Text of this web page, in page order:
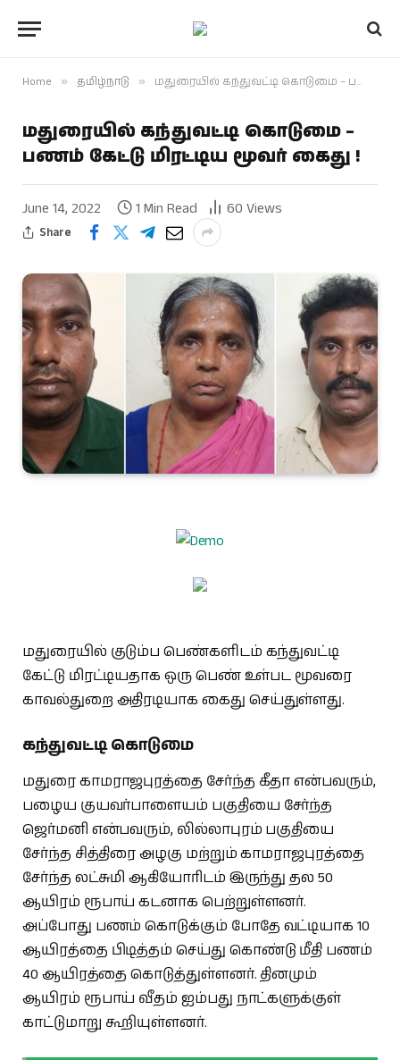
Home » தமிழ்நாடு » மதுரையில் கந்துவட்டி கொடுமை – பணம் கேட்டு மிரட்டிய மூவர் கைது !
மதுரையில் கந்துவட்டி கொடுமை –
பணம் கேட்டு மிரட்டிய மூவர் கைது !
June 14, 2022 1 Min Read 60 Views
Share
மதுரையில் குடும்ப பெண்களிடம் கந்துவட்டி
கேட்டு மிரட்டியதாக ஒரு பெண் உள்பட மூவரை
காவல்துறை அதிரடியாக கைது செய்துள்ளது.
கந்துவட்டி கொடுமை
மதுரை காமராஜபுரத்தை சேர்ந்த கீதா என்பவரும்,
பழைய குயவர்பாளையம் பகுதியை சேர்ந்த
ஜெர்மனி என்பவரும், லில்லாபுரம் பகுதியை
சேர்ந்த சித்திரை அழகு மற்றும் காமராஜபுரத்தை
சேர்ந்த லட்சுமி ஆகியோரிடம் இருந்து தல 50
ஆயிரம் ரூபாய் கடனாக பெற்றுள்ளனர்.
அப்போது பணம் கொடுக்கும் போதே வட்டியாக 10
ஆயிரத்தை பிடித்தம் செய்து கொண்டு மீதி பணம்
40 ஆயிரத்தை கொடுத்துள்ளனர். தினமும்
ஆயிரம் ரூபாய் வீதம் ஐம்பது நாட்களுக்குள்
காட்டுமாறு கூறியுள்ளனர்.